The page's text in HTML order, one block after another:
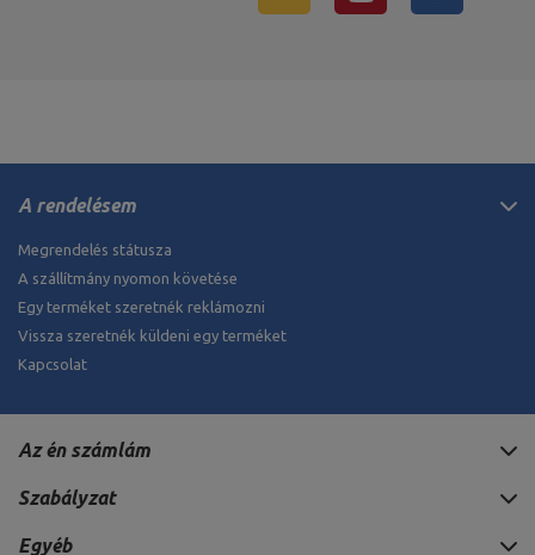
A rendelésem
Megrendelés státusza
A szállítmány nyomon követése
Egy terméket szeretnék reklámozni
Vissza szeretnék küldeni egy terméket
Kapcsolat
Az én számlám
Szabályzat
Egyéb